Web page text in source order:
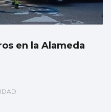
en la Alameda